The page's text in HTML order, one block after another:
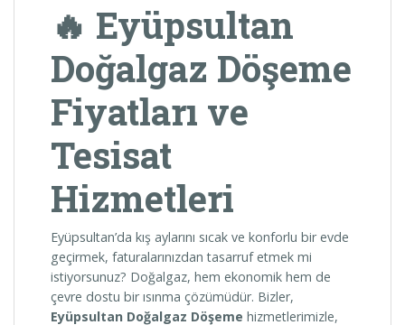
🔥 Eyüpsultan
Doğalgaz Döşeme
Fiyatları ve
Tesisat
Hizmetleri
Eyüpsultan’da kış aylarını sıcak ve konforlu bir evde
geçirmek, faturalarınızdan tasarruf etmek mi
istiyorsunuz? Doğalgaz, hem ekonomik hem de
çevre dostu bir ısınma çözümüdür. Bizler,
Eyüpsultan Doğalgaz Döşeme hizmetlerimizle,